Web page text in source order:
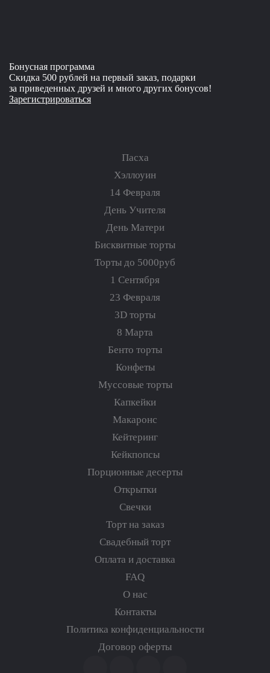
Бонусная программа
Скидка 500 рублей на первый заказ, подарки
за приведенных друзей и много других бонусов!
Зарегистрироваться
Пасха
Хэллоуин
14 Февраля
День Учителя
День Матери
Бисквитные торты
Торты до 5000руб
1 Сентября
23 Февраля
3D торты
8 Марта
Бенто торты
Конфеты
Муссовые торты
Капкейки
Макаронс
Кейтеринг
Кейкпопсы
Порционные десерты
Открытки
Свечки
Торт на заказ
Свадебный торт
Оплата и доставка
FAQ
О нас
Контакты
Политика конфиденциальности
Договор оферты